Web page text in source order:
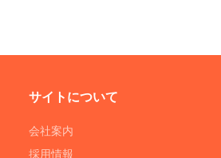
サイトについて
会社案内
採用情報